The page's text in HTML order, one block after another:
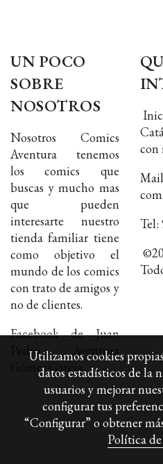
UN POCO
SOBRE
NOSOTROS
Nosotros Comics
Aventura tenemos
los comics que
buscas y mucho mas
que pueden
interesarte nuestro
tienda familiar tiene
como objetivo el
mundo de los comics
con trato de amigos y
no de clientes.
Facebook de Juan
Pedro Aventura
Gómez Garcia
con
Tel:
Utilizamos cookies
datos estadísticos de la
usuarios y mejorar
configurar tus
“Configurar” o obtener
Política